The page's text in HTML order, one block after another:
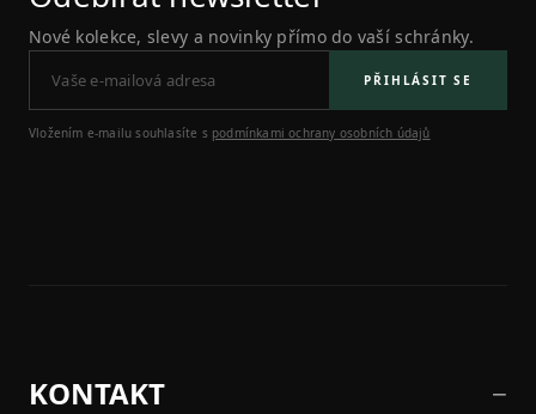
Nové kolekce, slevy a novinky přímo do vaší schránky.
PŘIHLÁSIT SE
Vložením e-mailu souhlasíte s podmínkami ochrany osobních údajů
KONTAKT